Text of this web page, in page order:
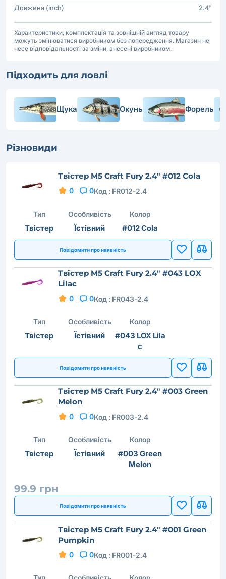
Довжина (inch) 2.4"
Характеристики, комплектація та зовнішній вигляд товару
можуть змінюватися виробником без попередження. Магазин не
несе відповідальності за зміни, внесені виробником.
Підходить для ловлі
Щука Окунь Форель
Різновиди
Твістер M5 Craft Fury 2.4" #012 Cola
0 0Код : FR012-2.4
Тип
Твістер
Особливість
Їстівний
Колор
#012 Cola
Повідомити про наявність
Твістер M5 Craft Fury 2.4" #043 LOX
Lilac
0 0Код : FR043-2.4
Тип
Твістер
Особливість
Їстівний
Колор
#043 LOX Lila
c
Повідомити про наявність
Твістер M5 Craft Fury 2.4" #003 Green
Melon
0 0Код : FR003-2.4
Тип
Твістер
Особливість
Їстівний
Колор
#003 Green
Melon
99.9 грн
Повідомити про наявність
Твістер M5 Craft Fury 2.4" #001 Green
Pumpkin
0 0Код : FR001-2.4